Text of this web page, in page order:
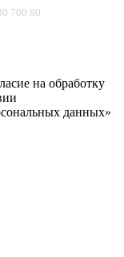
700 80
на обработку
данных»